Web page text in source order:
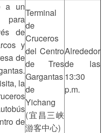
a un
para
de
y
de
la
de
Terminal
de
Cruceros
del Centro
de Tres
Gargantas
de
Yichang
(宜昌三峡
游客中心)
Alrededor
de las
13:30
p.m.